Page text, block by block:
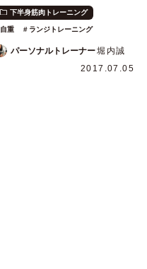
下半身筋肉トレーニング
自重 ランジトレーニング
パーソナルトレーナー堀内誠
2017.07.05